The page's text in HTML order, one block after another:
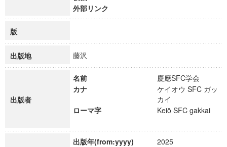
外部リンク
版
出版地 藤沢
出版者
名前
慶應SFC学会
カナ
ケイオウ SFC ガッ
カイ
ローマ字
Keiō SFC gakkai
出版年(from:yyyy)
2025